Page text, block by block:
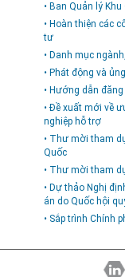
• Ban Quản lý
• Hoàn thiện các
tư
• Danh mục
• Phát động và
• Hướng dẫn
• Đề xuất mới về
nghiệp hỗ trợ
• Thư mời tham
Quốc
• Thư mời tham
• Dự thảo Nghị
án do Quốc hội
• Sắp trình Chính